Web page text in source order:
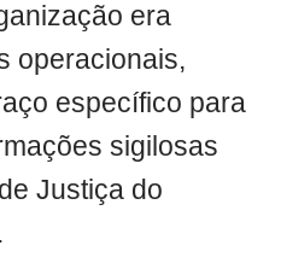
era
operacionais,
específico para
sigilosas
Justiça do